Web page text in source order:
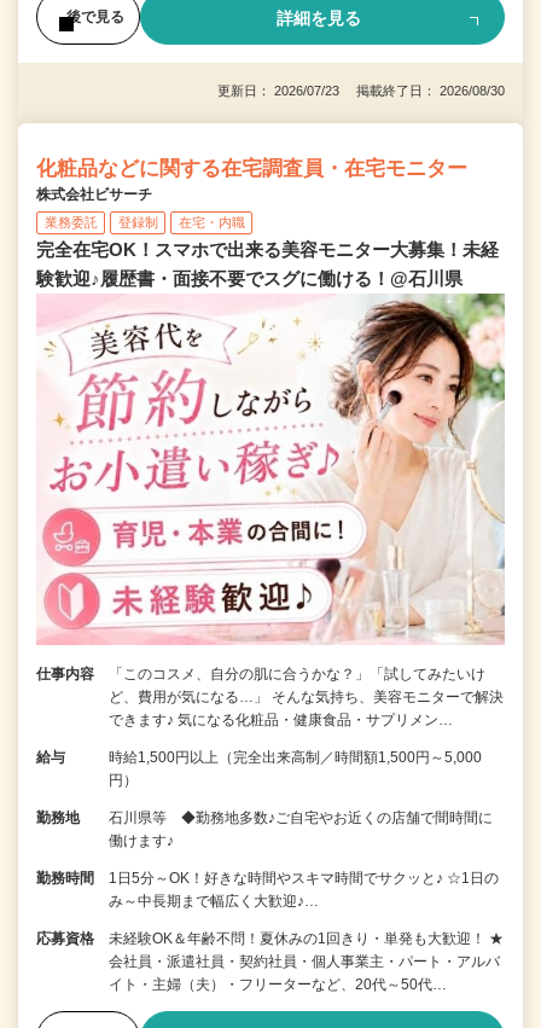
後で見る 詳細を見る
更新日： 2026/07/23 掲載終了日： 2026/08/30
化粧品などに関する在宅調査員・在宅モニター
株式会社ビサーチ
業務委託 登録制 在宅・内職
完全在宅OK！スマホで出来る美容モニター大募集！未経
験歓迎♪履歴書・面接不要でスグに働ける！@石川県
仕事内容
「このコスメ、自分の肌に合うかな？」「試してみたいけ
ど、費用が気になる…」 そんな気持ち、美容モニターで解決
できます♪ 気になる化粧品・健康食品・サプリメン…
給与
時給1,500円以上（完全出来高制／時間額1,500円～5,000
円）
勤務地
石川県等 ◆勤務地多数♪ご自宅やお近くの店舗で間時間に
働けます♪
勤務時間
1日5分～OK！好きな時間やスキマ時間でサクッと♪ ☆1日の
み～中長期まで幅広く大歓迎♪…
応募資格
未経験OK＆年齢不問！夏休みの1回きり・単発も大歓迎！ ★
会社員・派遣社員・契約社員・個人事業主・パート・アルバ
イト・主婦（夫）・フリーターなど、20代～50代…